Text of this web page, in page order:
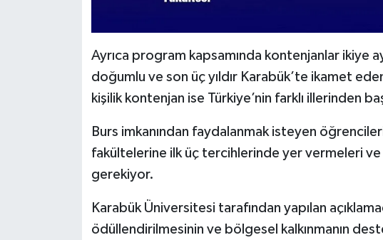
Ayrıca program kapsamında kontenjanlar ikiye
doğumlu ve son üç yıldır Karabük’te ikamet
kişilik kontenjan ise Türkiye’nin farklı illerinden
Burs imkanından faydalanmak isteyen
fakültelerine ilk üç tercihlerinde yer vermeleri
gerekiyor.
Karabük Üniversitesi tarafından yapılan
ödüllendirilmesinin ve bölgesel kalkınmanın